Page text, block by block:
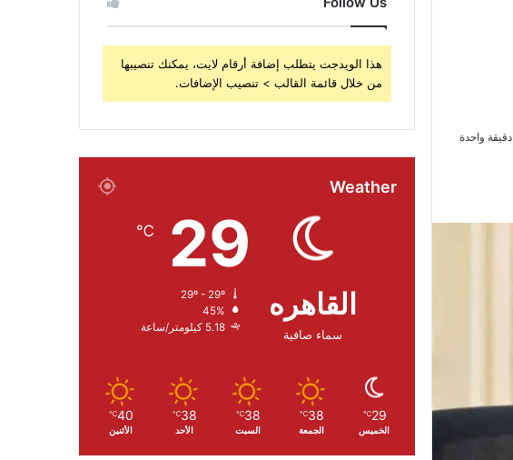
دقيقة واحدة
هذا الويدجت يتطلب إضافة أرقام لايت، يمكنك تنصيبها
من خلال قائمة القالب > تنصيب الإضافات.
Weather
القاهره
سماء صافية
29
℃
45%
5.18 كيلومتر/ساعة
29
℃
الخميس
38
℃
الجمعة
38
℃
السبت
38
℃
الأحد
40
℃
الأثنين